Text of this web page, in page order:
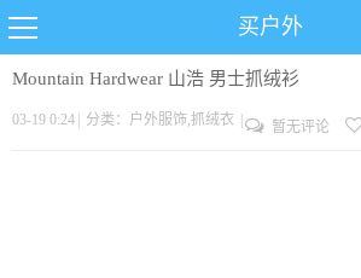
买户外
Mountain Hardwear 山浩 男士抓绒衫
03-19 0:24 分类： 户外服饰,抓绒衣 暂无评论